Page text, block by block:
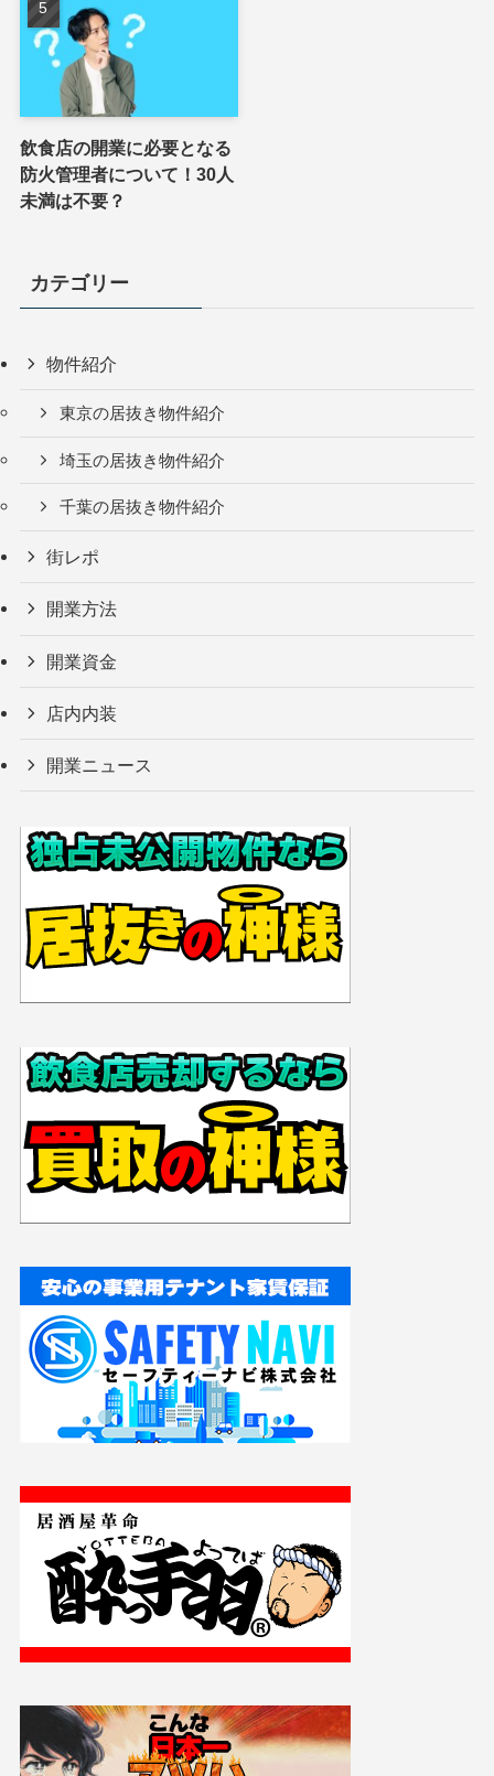
飲食店の開業に必要となる
防火管理者について！30人
未満は不要？
カテゴリー
物件紹介
東京の居抜き物件紹介
埼玉の居抜き物件紹介
千葉の居抜き物件紹介
街レポ
開業方法
開業資金
店内内装
開業ニュース